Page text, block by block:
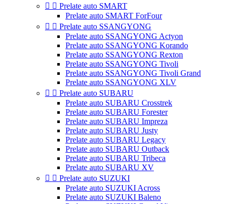
  Prelate auto SMART
Prelate auto SMART ForFour
  Prelate auto SSANGYONG
Prelate auto SSANGYONG Actyon
Prelate auto SSANGYONG Korando
Prelate auto SSANGYONG Rexton
Prelate auto SSANGYONG Tivoli
Prelate auto SSANGYONG Tivoli Grand
Prelate auto SSANGYONG XLV
  Prelate auto SUBARU
Prelate auto SUBARU Crosstrek
Prelate auto SUBARU Forester
Prelate auto SUBARU Impreza
Prelate auto SUBARU Justy
Prelate auto SUBARU Legacy
Prelate auto SUBARU Outback
Prelate auto SUBARU Tribeca
Prelate auto SUBARU XV
  Prelate auto SUZUKI
Prelate auto SUZUKI Across
Prelate auto SUZUKI Baleno